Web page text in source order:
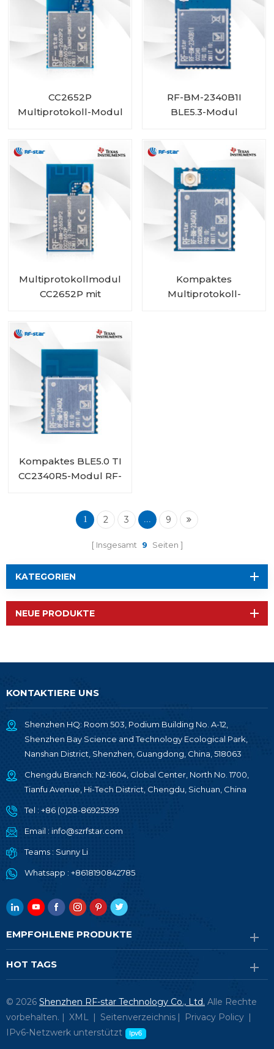
CC2652P
Multiprotokoll-Modul
RF-BM-2340B1I
BLE5.3-Modul
Multiprotokollmodul
CC2652P mit
Kompaktes
Multiprotokoll-
Kompaktes BLE5.0 TI
CC2340R5-Modul RF-
1 2 3 ... 9
Insgesamt 9 Seiten
KATEGORIEN
NEUE PRODUKTE
KONTAKTIERE UNS
Shenzhen HQ: Room 503, Podium Building No. A-12,
Shenzhen Bay Science and Technology Ecological Park,
Nanshan District, Shenzhen, Guangdong, China, 518063
Chengdu Branch: N2-1604, Global Center, North No. 1700,
Tianfu Avenue, Hi-Tech District, Chengdu, Sichuan, China
Tel : +86 (0)28-86925399
Email : info@szrfstar.com
Teams : Sunny Li
Whatsapp : +8618190842785
EMPFOHLENE PRODUKTE
HOT TAGS
© 2026 Shenzhen RF-star Technology Co., Ltd. Alle Rechte
vorbehalten. | XML | Seitenverzeichnis | Privacy Policy |
IPv6-Netzwerk unterstützt